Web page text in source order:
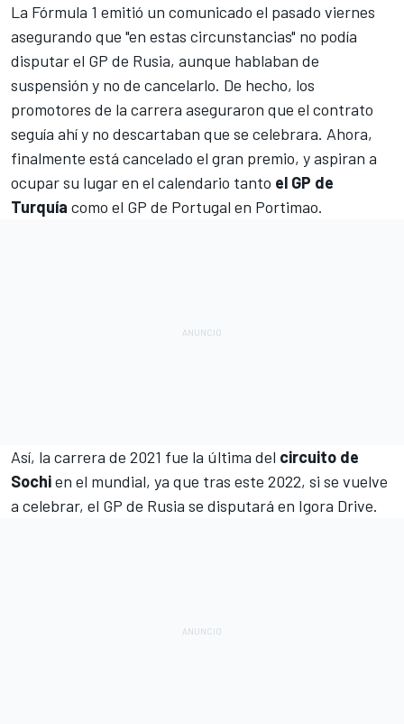
La Fórmula 1 emitió un comunicado el pasado viernes
asegurando que "en estas circunstancias" no podía
disputar el GP de Rusia, aunque hablaban de
suspensión y no de cancelarlo. De hecho, los
promotores de la carrera aseguraron que el contrato
seguía ahí y no descartaban que se celebrara. Ahora,
finalmente está cancelado el gran premio, y aspiran a
ocupar su lugar en el calendario tanto el GP de
Turquía como el GP de Portugal en Portimao.
Así, la carrera de 2021 fue la última del circuito de
Sochien el mundial, ya que tras este 2022, si se vuelve
a celebrar, el GP de Rusia se disputará en Igora Drive.